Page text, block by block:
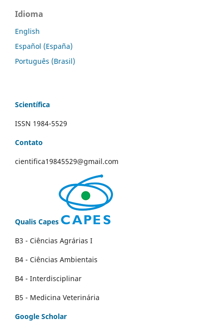
Idioma
English
Español (España)
Português (Brasil)
Scientífica
ISSN 1984-5529
Contato
cientifica19845529@gmail.com
Qualis Capes
B3 - Ciências Agrárias I
B4 - Ciências Ambientais
B4 - Interdisciplinar
B5 - Medicina Veterinária
Google Scholar